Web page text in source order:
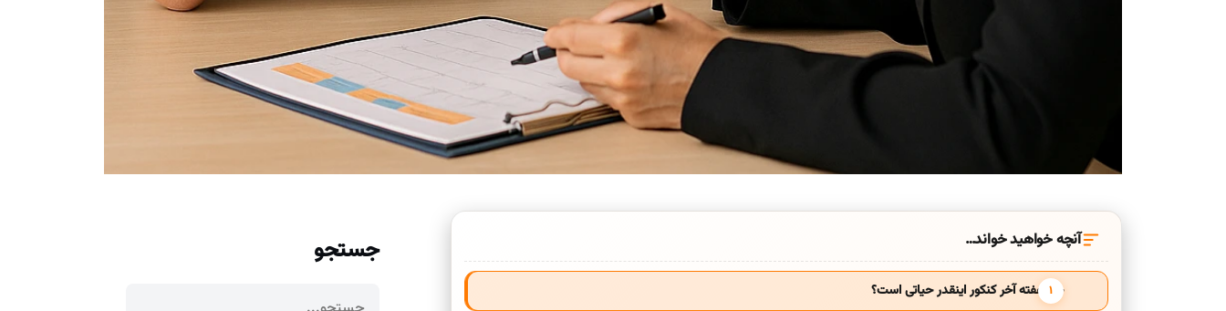
آنچه خواهید خواند…
چرا هفته آخر کنکور اینقدر حیاتی است؟
جستجو